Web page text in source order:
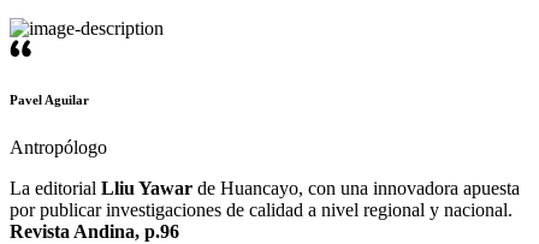
Pavel Aguilar
Antropólogo
La editorial Lliu Yawar de Huancayo, con una innovadora apuesta
por publicar investigaciones de calidad a nivel regional y nacional.
Revista Andina, p.96